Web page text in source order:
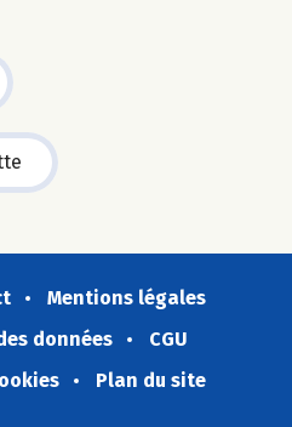
Mentions légales
données
CGU
Plan du site